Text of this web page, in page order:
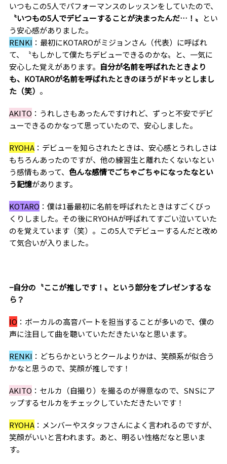
いつもこの5人でパフォーマンスのレッスンをしていたので、
〝いつもの5人でデビューすることが決まったんだ… ！〟 とい
う安心感がありました。
RENKI ：最初にKOTAROがミジョンさん（代表）に呼ばれ
て、〝もしかして僕たちデビューできるのかな〟と、一気に
安心した覚えがあります。 自分が名前を呼ばれたときより
も、 KOTAROが名前を呼ばれたときのほうがドキッとしまし
た（笑） 。
AKITO ：うれしさもあったんですけれど、ずっと不安でデビ
ューできるのかなって思っていたので、安心しました。
RYOHA：デビューを知らされたときは、安心感とうれしさは
もちろんあったのですが、他の練習生と離れたくないなとい
う感情もあって、 色んな感情でごちゃごちゃになったなとい
う記憶があります。
KOTARO ：僕は1番最初に名前を呼ばれたときはすごくびっ
くりしました。その後にRYOHAが呼ばれてすごい泣いていた
のを覚えています（笑）。この5人でデビューするんだと改め
て気合いが入りました。
−自分の 〝ここが推しです！ 〟 という部分をプレゼンするな
ら？
IO ：ボーカルの高音パートを担当することが多いので、僕の
声に注目して曲を聴いていただきたいなと思います。
RENKI ：どちらかというとクールよりかは、笑顔系が似合う
かなと思うので、笑顔が推しです！
AKITO ：セルカ（自撮り）を撮るのが得意なので、 SNSにア
ップするセルカをチェックしていただきたいです！
RYOHA：メンバーやスタッフさんによく言われるのですが、
笑顔がいいと言われます。あと、明るい性格だなと思いま
す。